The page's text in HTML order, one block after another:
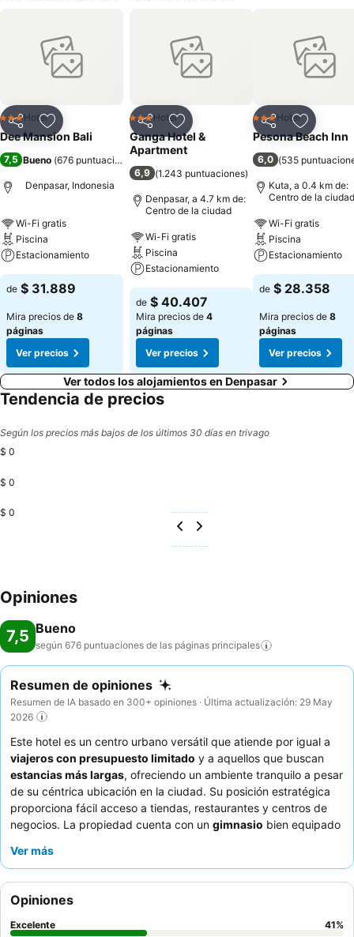
CompartirAgregar a favoritos
3 Estrellas
Hotel
Dee Mansion Bali
7,5 Bueno (676 puntuaciones )
Denpasar, Indonesia
Wi-Fi gratis
Piscina
Estacionamiento
de $ 31.889
Mira precios de 8
páginas
Ver precios
CompartirAgregar a favoritos
3 Estrellas
Hotel
Ganga Hotel &
Apartment
6,9 (1.243 puntuaciones)
Denpasar, a 4.7 km de:
Centro de la ciudad
Wi-Fi gratis
Piscina
Estacionamiento
de $ 40.407
Mira precios de 4
páginas
Ver precios
CompartirAgregar
3 Estrellas
Hotel
Pesona Beach Inn
6,0 (535
Kuta, a 0.4 km de:
Centro de la ciudad
Wi-Fi gratis
Piscina
Estacionamiento
de $ 28.358
Mira precios de 8
páginas
Ver precios
Ver todos los alojamientos en Denpasar
Tendencia de precios
Según los precios más bajos de los últimos 30 días en trivago
$ 0
$ 0
$ 0
Opiniones
7,5 Bueno
según 676 puntuaciones de las páginas principales
Resumen de opiniones
Resumen de IA basado en 300+ opiniones · Última actualización: 29 May
2026
Este hotel es un centro urbano versátil que atiende por igual a
viajeros con presupuesto limitado y a aquellos que buscan
estancias más largas, ofreciendo un ambiente tranquilo a pesar
de su céntrica ubicación en la ciudad. Su posición estratégica
proporciona fácil acceso a tiendas, restaurantes y centros de
negocios. La propiedad cuenta con un gimnasio bien equipado
cocinas pequeñas
deliciosas y asequibles opciones de comida, incluyendo
halaldisponible. Para una experiencia verdaderamente
cómoda, considere solicitar una habitación con aire
Ver más
Opiniones
Excelente 41%